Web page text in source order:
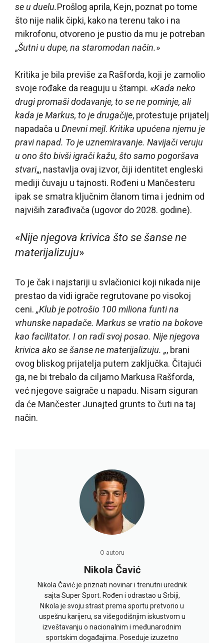
se u duelu.Prošlog aprila, Kejn, poznat po tome
što nije nalik čipki, kako na terenu tako i na
mikrofonu, otvoreno je pustio da mu je potreban
„Šutni u dupe, na staromodan način.»
Kritika je bila previše za Rašforda, koji je zamolio
svoje rođake da reaguju u štampi. «Kada neko
drugi promaši dodavanje, to se ne pominje, ali
kada je Markus, to je drugačije, protestuje prijatelj
napadača u Dnevni mejl. Kritika upućena njemu je
pravi napad. To je uznemiravanje. Navijači veruju
u ono što bivši igrači kažu, što samo pogoršava
stvari„, nastavlja ovaj izvor, čiji identitet engleski
mediji čuvaju u tajnosti. Rođeni u Mančesteru
ipak se smatra ključnim članom tima i jednim od
najviših zarađivača (ugovor do 2028. godine).
«Nije njegova krivica što se šanse ne
materijalizuju»
To je čak i najstariji u svlačionici koji nikada nije
prestao da vidi igrače regrutovane po visokoj
ceni. „Klub je potrošio 100 miliona funti na
vrhunske napadače. Markus se vratio na bokove
kao facilitator. I on radi svoj posao. Nije njegova
krivica ako se šanse ne materijalizuju. „, brani
ovog bliskog prijatelja putem zaključka. Čitajući
ga, ne bi trebalo da ciljamo Markusa Rašforda,
već njegove saigrače u napadu. Nisam siguran
da će Mančester Junajted grunts to čuti na taj
način.
O autoru
Nikola Čavić
Nikola Čavić je priznati novinar i trenutni urednik
sajta Super Sport. Rođen i odrastao u Srbiji,
Nikola je svoju strast prema sportu pretvorio u
uspešnu karijeru, sa višegodišnjim iskustvom u
izveštavanju o nacionalnim i međunarodnim
sportskim događajima. Poseduje izuzetno